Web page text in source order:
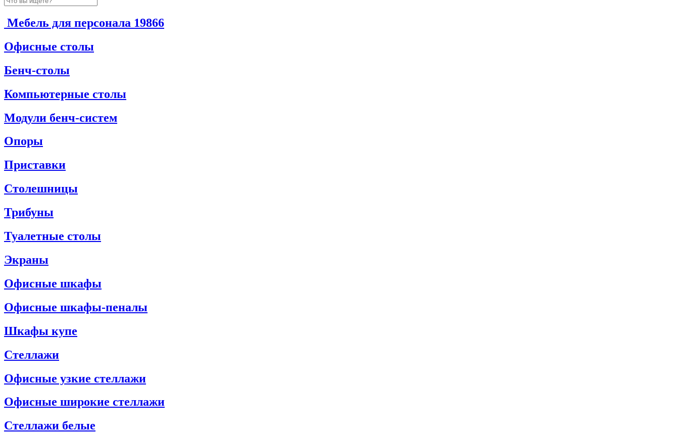
Мебель для персонала 19866
Офисные столы
Бенч-столы
Компьютерные столы
Модули бенч-систем
Опоры
Приставки
Столешницы
Трибуны
Туалетные столы
Экраны
Офисные шкафы
Офисные шкафы-пеналы
Шкафы купе
Стеллажи
Офисные узкие стеллажи
Офисные широкие стеллажи
Стеллажи белые